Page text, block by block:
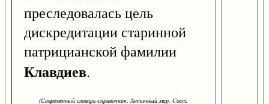
преследовалась цель
дискредитации старинной
патрицианской фамилии
Клавдиев.
(Современный словарь-справочник: Античный мир. Cост.